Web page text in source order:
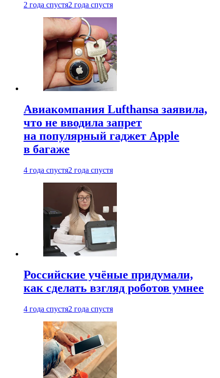
2 года спустя2 года спустя
Авиакомпания Lufthansa заявила,
что не вводила запрет
на популярный гаджет Apple
в багаже
4 года спустя2 года спустя
Российские учёные придумали,
как сделать взгляд роботов умнее
4 года спустя2 года спустя